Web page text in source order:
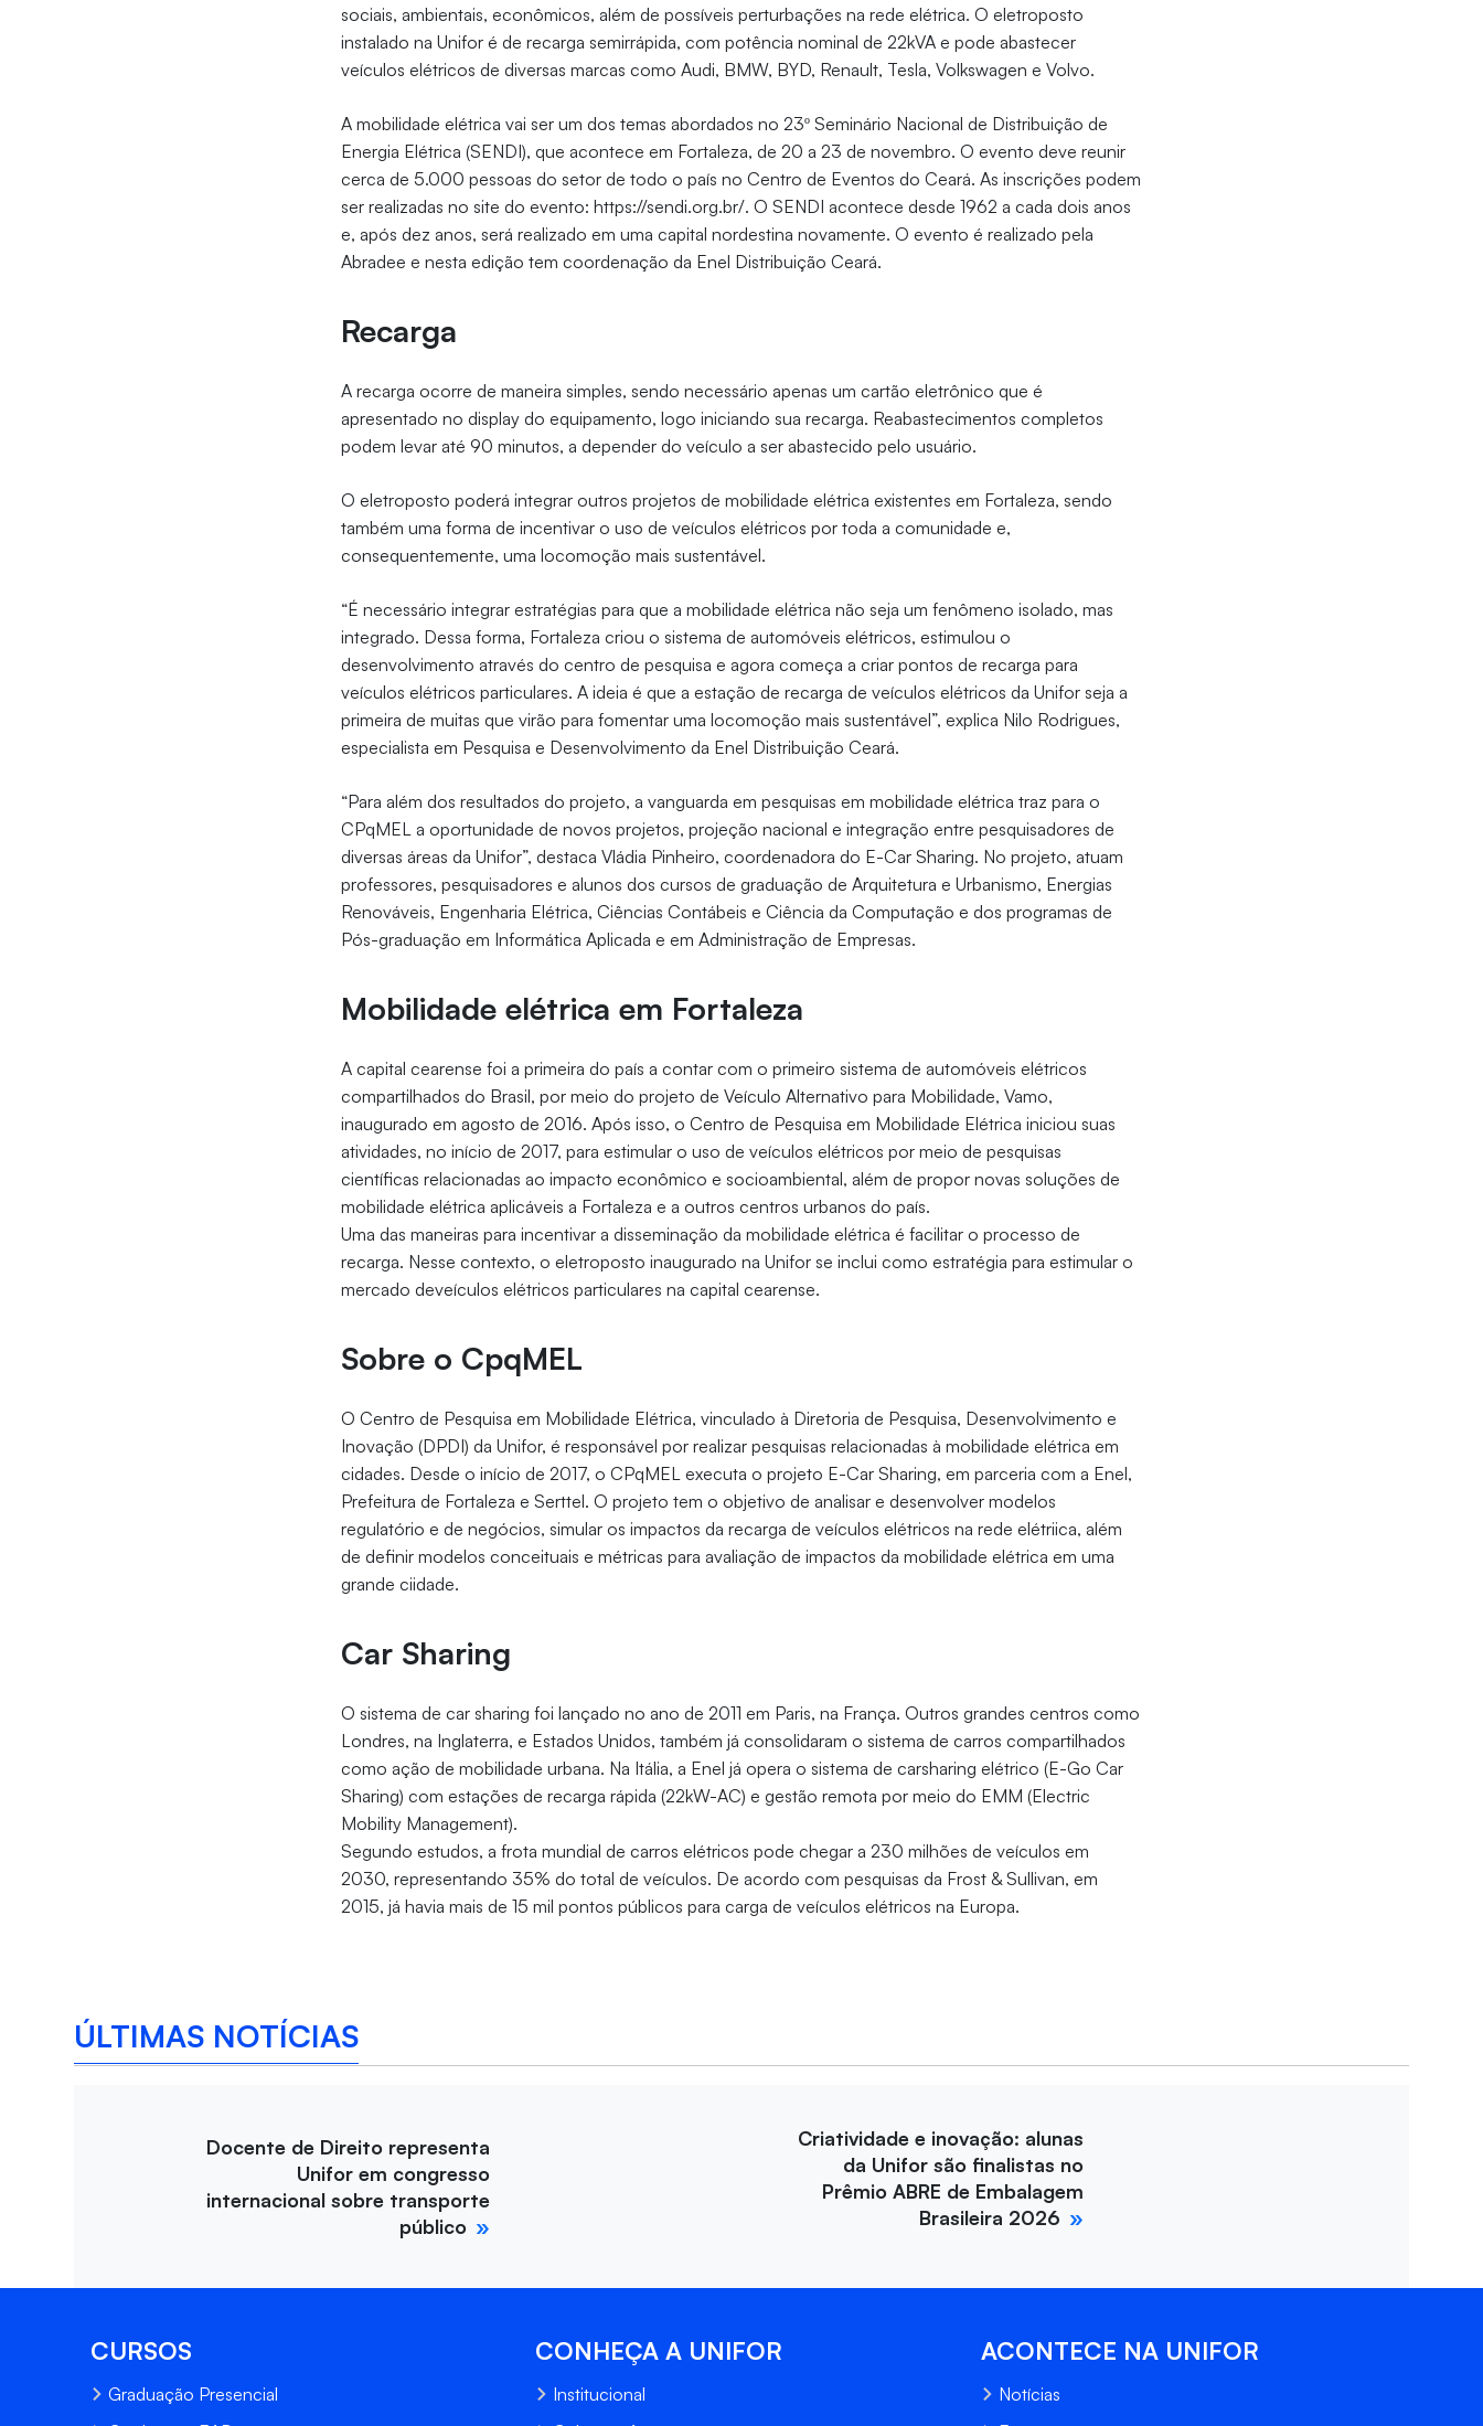
sociais, ambientais, econômicos, além de possíveis perturbações na rede elétrica. O eletroposto
instalado na Unifor é de recarga semirrápida, com potência nominal de 22kVA e pode abastecer
veículos elétricos de diversas marcas como Audi, BMW, BYD, Renault, Tesla, Volkswagen e Volvo.
A mobilidade elétrica vai ser um dos temas abordados no 23º Seminário Nacional de Distribuição de
Energia Elétrica (SENDI), que acontece em Fortaleza, de 20 a 23 de novembro. O evento deve reunir
cerca de 5.000 pessoas do setor de todo o país no Centro de Eventos do Ceará. As inscrições podem
ser realizadas no site do evento: https://sendi.org.br/. O SENDI acontece desde 1962 a cada dois anos
e, após dez anos, será realizado em uma capital nordestina novamente. O evento é realizado pela
Abradee e nesta edição tem coordenação da Enel Distribuição Ceará.
Recarga
A recarga ocorre de maneira simples, sendo necessário apenas um cartão eletrônico que é
apresentado no display do equipamento, logo iniciando sua recarga. Reabastecimentos completos
podem levar até 90 minutos, a depender do veículo a ser abastecido pelo usuário.
O eletroposto poderá integrar outros projetos de mobilidade elétrica existentes em Fortaleza, sendo
também uma forma de incentivar o uso de veículos elétricos por toda a comunidade e,
consequentemente, uma locomoção mais sustentável.
“É necessário integrar estratégias para que a mobilidade elétrica não seja um fenômeno isolado, mas
integrado. Dessa forma, Fortaleza criou o sistema de automóveis elétricos, estimulou o
desenvolvimento através do centro de pesquisa e agora começa a criar pontos de recarga para
veículos elétricos particulares. A ideia é que a estação de recarga de veículos elétricos da Unifor seja a
primeira de muitas que virão para fomentar uma locomoção mais sustentável”, explica Nilo Rodrigues,
especialista em Pesquisa e Desenvolvimento da Enel Distribuição Ceará.
“Para além dos resultados do projeto, a vanguarda em pesquisas em mobilidade elétrica traz para o
CPqMEL a oportunidade de novos projetos, projeção nacional e integração entre pesquisadores de
diversas áreas da Unifor”, destaca Vládia Pinheiro, coordenadora do E-Car Sharing. No projeto, atuam
professores, pesquisadores e alunos dos cursos de graduação de Arquitetura e Urbanismo, Energias
Renováveis, Engenharia Elétrica, Ciências Contábeis e Ciência da Computação e dos programas de
Pós-graduação em Informática Aplicada e em Administração de Empresas.
Mobilidade elétrica em Fortaleza
A capital cearense foi a primeira do país a contar com o primeiro sistema de automóveis elétricos
compartilhados do Brasil, por meio do projeto de Veículo Alternativo para Mobilidade, Vamo,
inaugurado em agosto de 2016. Após isso, o Centro de Pesquisa em Mobilidade Elétrica iniciou suas
atividades, no início de 2017, para estimular o uso de veículos elétricos por meio de pesquisas
científicas relacionadas ao impacto econômico e socioambiental, além de propor novas soluções de
mobilidade elétrica aplicáveis a Fortaleza e a outros centros urbanos do país.
Uma das maneiras para incentivar a disseminação da mobilidade elétrica é facilitar o processo de
recarga. Nesse contexto, o eletroposto inaugurado na Unifor se inclui como estratégia para estimular o
mercado deveículos elétricos particulares na capital cearense.
Sobre o CpqMEL
O Centro de Pesquisa em Mobilidade Elétrica, vinculado à Diretoria de Pesquisa, Desenvolvimento e
Inovação (DPDI) da Unifor, é responsável por realizar pesquisas relacionadas à mobilidade elétrica em
cidades. Desde o início de 2017, o CPqMEL executa o projeto E-Car Sharing, em parceria com a Enel,
Prefeitura de Fortaleza e Serttel. O projeto tem o objetivo de analisar e desenvolver modelos
regulatório e de negócios, simular os impactos da recarga de veículos elétricos na rede elétriica, além
de definir modelos conceituais e métricas para avaliação de impactos da mobilidade elétrica em uma
grande ciidade.
Car Sharing
O sistema de car sharing foi lançado no ano de 2011 em Paris, na França. Outros grandes centros como
Londres, na Inglaterra, e Estados Unidos, também já consolidaram o sistema de carros compartilhados
como ação de mobilidade urbana. Na Itália, a Enel já opera o sistema de carsharing elétrico (E-Go Car
Sharing) com estações de recarga rápida (22kW-AC) e gestão remota por meio do EMM (Electric
Mobility Management).
Segundo estudos, a frota mundial de carros elétricos pode chegar a 230 milhões de veículos em
2030, representando 35% do total de veículos. De acordo com pesquisas da Frost & Sullivan, em
2015, já havia mais de 15 mil pontos públicos para carga de veículos elétricos na Europa.
ÚLTIMAS NOTÍCIAS
Docente de Direito representa
Unifor em congresso
internacional sobre transporte
público
Criatividade e inovação: alunas
da Unifor são finalistas no
Prêmio ABRE de Embalagem
Brasileira 2026
CURSOS
Graduação Presencial
CONHEÇA A UNIFOR
Institucional
ACONTECE NA UNIFOR
Notícias